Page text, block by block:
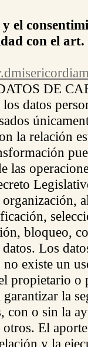
el
con el art.
DE
datos
la relación
las
bloqueo,
Los
existe un
propietario o
la
con o sin la
El
y la